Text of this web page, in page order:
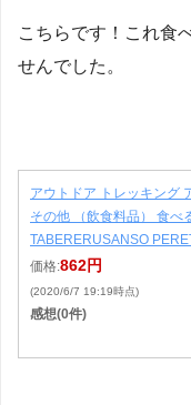
こちらです！これ食
せんでした。
アウトドア トレッキング
その他 （飲食料品） 食べ
TABERERUSANSO
価格:862円
(2020/6/7 19:19時点)
感想(0件)